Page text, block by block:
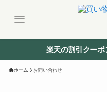
楽天の割引クーポ
ホーム お問い合わせ